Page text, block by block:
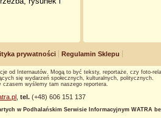
prywatności Regulamin Sklepu
od Internautów. Mogą to być teksty, reportaże, czy foto-
się wydarzeń społecznych, kulturalnych, politycznych.
wyślemy tam naszego reportera.
tel. (+48) 606 151 137
w Podhalańskim Serwisie Informacyjnym WATRA